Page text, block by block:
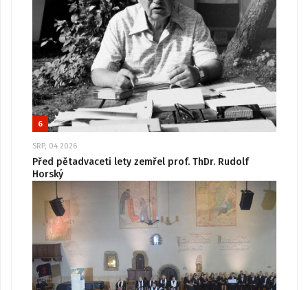
6
SRP, 04 2026
Před pětadvaceti lety zemřel prof. ThDr. Rudolf
Horský